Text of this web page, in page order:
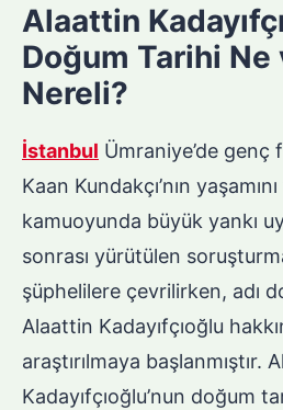
Alaattin
Doğum Tarihi Ne
Nereli?
İstanbul Ümraniye’de genç
Kaan Kundakçı’nın
kamuoyunda büyük yankı
sonrası yürütülen
şüphelilere çevrilirken, adı
Alaattin Kadayıfçıoğlu
araştırılmaya başlanmıştır.
Kadayıfçıoğlu’nun doğum